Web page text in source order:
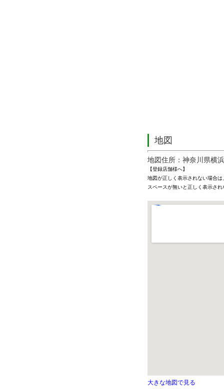
地図
地図住所：神奈川県横
【登録店舗様へ】
地図が正しく表示されない場合
スペースが無いと正しく表示さ
大きな地図で見る